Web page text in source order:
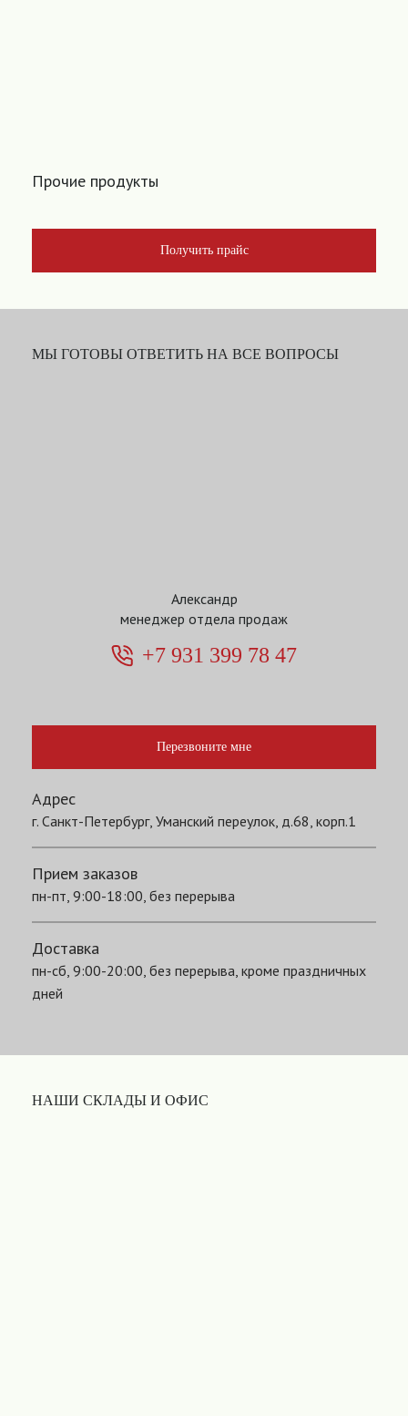
Прочие продукты
Получить прайс
МЫ ГОТОВЫ ОТВЕТИТЬ НА ВСЕ ВОПРОСЫ
Александр
менеджер отдела продаж
+7 931 399 78 47
Перезвоните мне
Адрес
г. Санкт-Петербург, Уманский переулок, д.68, корп.1
Прием заказов
пн-пт, 9:00-18:00, без перерыва
Доставка
пн-сб, 9:00-20:00, без перерыва, кроме праздничных
дней
НАШИ СКЛАДЫ И ОФИС